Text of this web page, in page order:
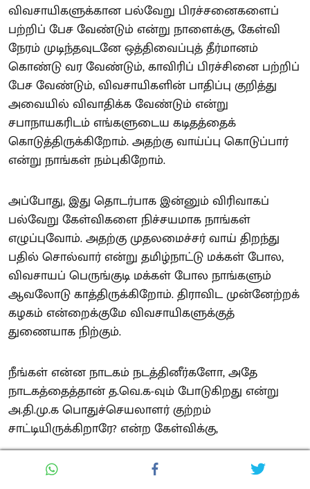
விவசாயிகளுக்கான பல்வேறு பிரச்சனைகளைப்
பற்றிப் பேச வேண்டும் என்று நாளைக்கு, கேள்வி
நேரம் முடிந்தவுடனே ஒத்திவைப்புத் தீர்மானம்
கொண்டு வர வேண்டும், காவிரிப் பிரச்சினை பற்றிப்
பேச வேண்டும், விவசாயிகளின் பாதிப்பு குறித்து
அவையில் விவாதிக்க வேண்டும் என்று
சபாநாயகரிடம் எங்களுடைய கடிதத்தைக்
கொடுத்திருக்கிறோம். அதற்கு வாய்ப்பு கொடுப்பார்
என்று நாங்கள் நம்புகிறோம்.
அப்போது, இது தொடர்பாக இன்னும் விரிவாகப்
பல்வேறு கேள்விகளை நிச்சயமாக நாங்கள்
எழுப்புவோம். அதற்கு முதலமைச்சர் வாய் திறந்து
பதில் சொல்வார் என்று தமிழ்நாட்டு மக்கள் போல,
விவசாயப் பெருங்குடி மக்கள் போல நாங்களும்
ஆவலோடு காத்திருக்கிறோம். திராவிட முன்னேற்றக்
கழகம் என்றைக்குமே விவசாயிகளுக்குத்
துணையாக நிற்கும்.
நீங்கள் என்ன நாடகம் நடத்தினீர்களோ, அதே
நாடகத்தைத்தான் த.வெ.க-வும் போடுகிறது என்று
அ.தி.மு.க பொதுச்செயலாளர் குற்றம்
சாட்டியிருக்கிறாரே? என்ற கேள்விக்கு,
நாடகமா? என்ன நாடகம்? நாங்களா தேர்தல்